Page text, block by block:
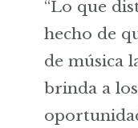
“Lo que
hecho de
de música
brinda a